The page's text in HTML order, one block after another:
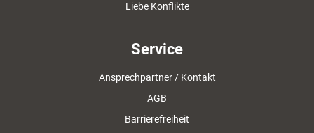
Liebe Konflikte
Service
Ansprechpartner / Kontakt
AGB
Barrierefreiheit